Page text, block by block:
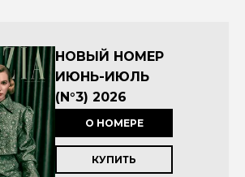
НОВЫЙ НОМЕР
ИЮНЬ-ИЮЛЬ
(N°3) 2026
О НОМЕРЕ
КУПИТЬ